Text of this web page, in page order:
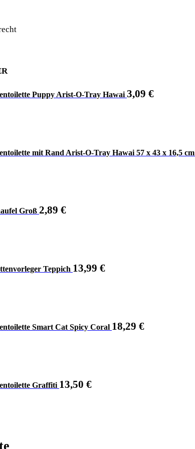
Puppy Arist-O-Tray Hawai 3,09 €
mit Rand Arist-O-Tray Hawai 57 x 43 x 16,5 cm
Groß 2,89 €
Teppich 13,99 €
Smart Cat Spicy Coral 18,29 €
Graffiti 13,50 €